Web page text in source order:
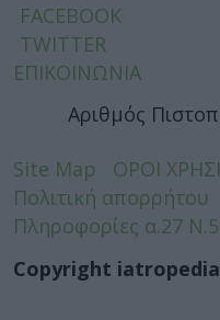
FACEBOOK
TWITTER
ΕΠΙΚΟΙΝΩΝΙΑ
Αριθμός
Site Map ΟΡΟΙ
Πολιτική απορρήτου
Πληροφορίες α.27
Copyright